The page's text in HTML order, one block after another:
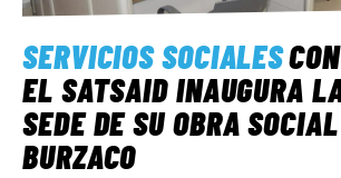
SERVICIOS SOCIALES
EL SATSAID INAUGURA
SEDE DE SU OBRA
BURZACO